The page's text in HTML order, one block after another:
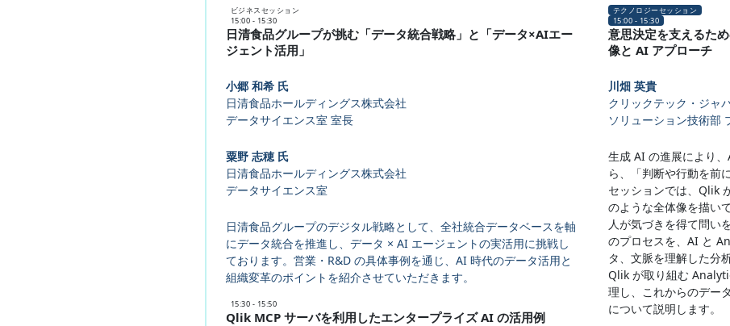
ビジネスセッション
15:00 - 15:30
日清食品グループが挑む「データ統合戦略」と「データ×AIエー
ジェント活用」
小郷 和希 氏
日清食品ホールディングス株式会社
データサイエンス室 室長
粟野 志穂 氏
日清食品ホールディングス株式会社
データサイエンス室
日清食品グループのデジタル戦略として、全社統合データベースを軸
にデータ統合を推進し、データ × AI エージェントの実活用に挑戦し
ております。営業・R&D の具体事例を通じ、AI 時代のデータ活用と
組織変革のポイントを紹介させていただきます。
15:30 - 15:50
Qlik MCP サーバを利用したエンタープライズ AI の活用例
テクノロジーセッション
15:00 - 15:30
意思決定を支えるた
像と AI アプローチ
川畑 英貴
クリックテック・ジャ
ソリューション技術部
生成 AI の進展により
ら、「判断や行動を前
セッションでは、Qlik
のような全体像を描い
人が気づきを得て問い
のプロセスを、AI と
タ、文脈を理解した分
Qlik が取り組む
理し、これからのデー
について説明します。